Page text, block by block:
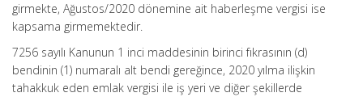
girmekte, Ağustos/2020 dönemine ait haberleşme vergisi ise
kapsama girmemektedir.
7256 sayılı Kanunun 1 inci maddesinin birinci fıkrasının (d)
bendinin (1) numaralı alt bendi gereğince, 2020 yılma ilişkin
tahakkuk eden emlak vergisi ile iş yeri ve diğer şekillerde